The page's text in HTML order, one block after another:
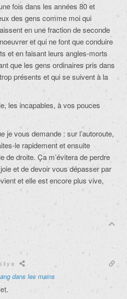
fois dans les années 80 et
des gens comme moi qui
en une fraction de seconde
et qui ne font que conduire
et en faisant leurs angles-morts
que les gens ordinaires pris dans
présents et qui se suivent à la
les incapables, à vos pouces
je vous demande : sur l’autoroute,
le rapidement et ensuite
droite. Ça m’évitera de perdre
et de devoir vous dépasser par
et elle est encore plus vive,
il y a
dans les mains